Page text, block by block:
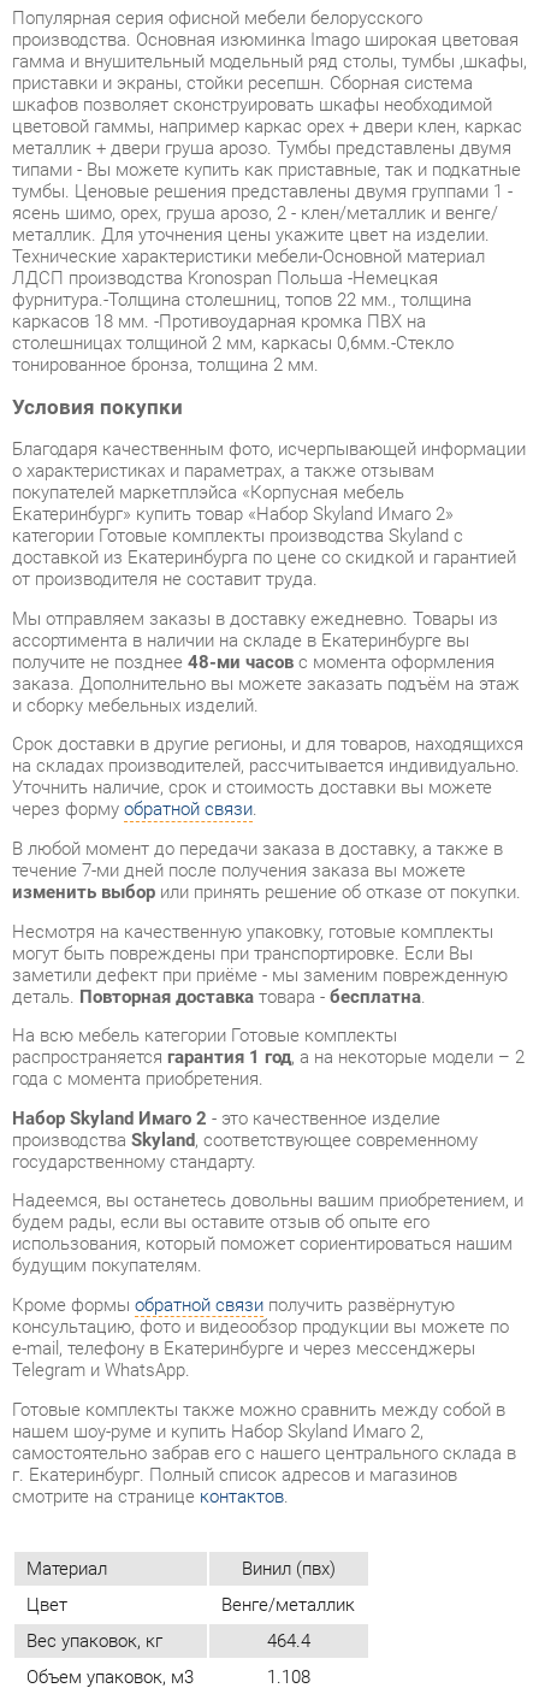
приставки и экраны, стойки ресепшн. Сборная система
шкафов позволяет сконструировать шкафы необходимой
цветовой гаммы, например каркас орех + двери клен, каркас
металлик + двери груша арозо. Тумбы представлены двумя
типами - Вы можете купить как приставные, так и подкатные
тумбы. Ценовые решения представлены двумя группами 1 -
ясень шимо, орех, груша арозо, 2 - клен/металлик и венге/
металлик. Для уточнения цены укажите цвет на изделии.
Технические характеристики мебели-Основной материал
ЛДСП производства Kronospan Польша -Немецкая
фурнитура.-Толщина столешниц, топов 22 мм., толщина
каркасов 18 мм. -Противоударная кромка ПВХ на
столешницах толщиной 2 мм, каркасы 0,6мм.-Стекло
тонированное бронза, толщина 2 мм.
Условия покупки
Благодаря качественным фото, исчерпывающей информации
покупателей маркетплэйса «Корпусная мебель
категории Готовые комплекты производства Skyland с
доставкой из Екатеринбурга по цене со скидкой и гарантией
от производителя не составит труда.
Мы отправляем заказы в доставку ежедневно. Товары из
ассортимента в наличии на складе в Екатеринбурге вы
получите не позднее48-ми часовс момента оформления
заказа. Дополнительно вы можете заказать подъём на этаж
и сборку мебельных изделий.
Срок доставки в другие регионы, и для товаров, находящихся
на складах производителей, рассчитывается индивидуально.
Уточнить наличие, срок и стоимость доставки вы можете
через формуобратной связи.
В любой момент до передачи заказа в доставку, а также в
течение 7-ми дней после получения заказа вы можете
изменить выборили принять решение об отказе от покупки.
могут быть повреждены при транспортировке. Если Вы
заметили дефект при приёме - мы заменим поврежденную
деталь.Повторная доставкатовара -бесплатна.
На всю мебель категории Готовые комплекты
распространяетсягарантия 1 год, а на некоторые модели – 2
года с момента приобретения.
Набор Skyland Имаго 2
- это качественное изделие
производстваSkyland, соответствующее современному
государственному стандарту.
Надеемся, вы останетесь довольны вашим приобретением, и
будем рады, если вы оставите отзыв об опыте его
использования, который поможет сориентироваться нашим
будущим покупателям.
Кроме формы
получить развёрнутую
консультацию, фото и видеообзор продукции вы можете по
e-mail, телефону в Екатеринбурге и через мессенджеры
Telegram и WhatsApp.
нашем шоу-руме и купить Набор Skyland Имаго 2,
самостоятельно забрав его с нашего центрального склада в
г. Екатеринбург. Полный список адресов и магазинов
смотрите на странице
Материал Винил (пвх)
Цвет
Венге/металлик
Вес упаковок, кг
Объем упаковок, м3
1.108
ОТЗЫВЫ
Пока нет отзывов, поделитесь первым своим мнением.